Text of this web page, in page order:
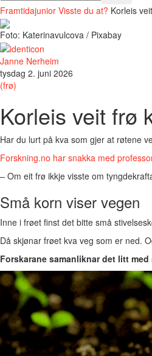
Framtidajunior Visste du at? Korleis
Foto: Katerinavulcova / Pixabay
Janne Nerheim
tysdag 2. juni 2026
(frø)
Korleis veit frø
Har du lurt på kva som gjer at røtene
Forskning.no har snakka med
– Om eit frø ikkje visste om
Små korn viser vegen
Inne i frøet finst det bitte små
Då skjønar frøet kva veg som er ned.
Forskarane samanliknar det litt